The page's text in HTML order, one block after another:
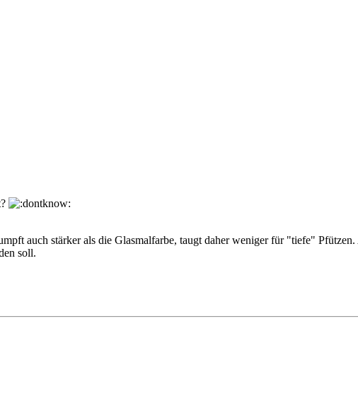
auch stärker als die Glasmalfarbe, taugt daher weniger für "tiefe"
soll.